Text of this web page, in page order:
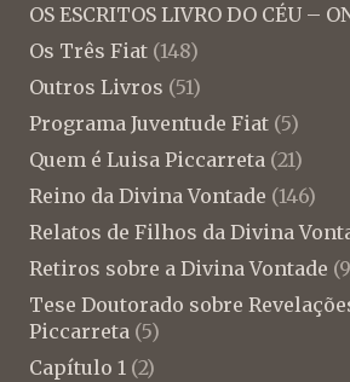
OS ESCRITOS LIVRO DO CÉU –
Os Três Fiat (148)
Outros Livros (51)
Programa Juventude Fiat (5)
Quem é Luisa Piccarreta (21)
Reino da Divina Vontade (146)
Relatos de Filhos da Divina
Retiros sobre a Divina Vontade
Tese Doutorado sobre
Piccarreta (5)
Capítulo 1 (2)